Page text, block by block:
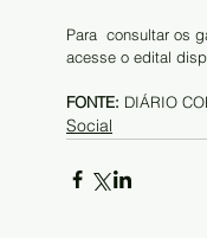
Para  consultar os
acesse o edital
FONTE: DIÁRIO
Social